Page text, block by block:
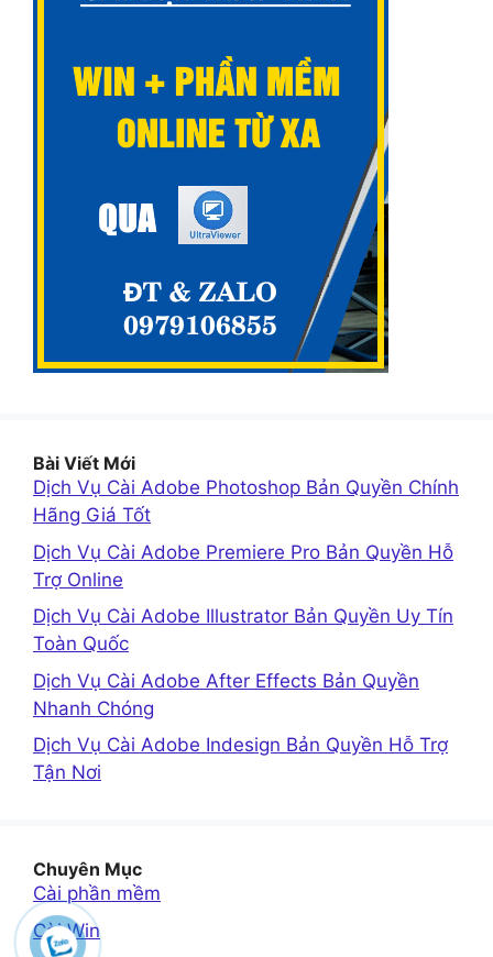
Bài Viết Mới
Dịch Vụ Cài Adobe Photoshop Bản Quyền Chính
Hãng Giá Tốt
Dịch Vụ Cài Adobe Premiere Pro Bản Quyền Hỗ
Trợ Online
Dịch Vụ Cài Adobe Illustrator Bản Quyền Uy Tín
Toàn Quốc
Dịch Vụ Cài Adobe After Effects Bản Quyền
Nhanh Chóng
Dịch Vụ Cài Adobe Indesign Bản Quyền Hỗ Trợ
Tận Nơi
Chuyên Mục
Cài phần mềm
Cài Win